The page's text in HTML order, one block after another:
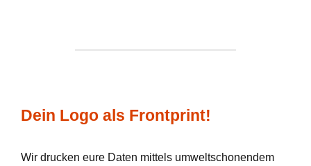
Dein Logo als Frontprint!
Wir drucken eure Daten mittels umweltschonendem